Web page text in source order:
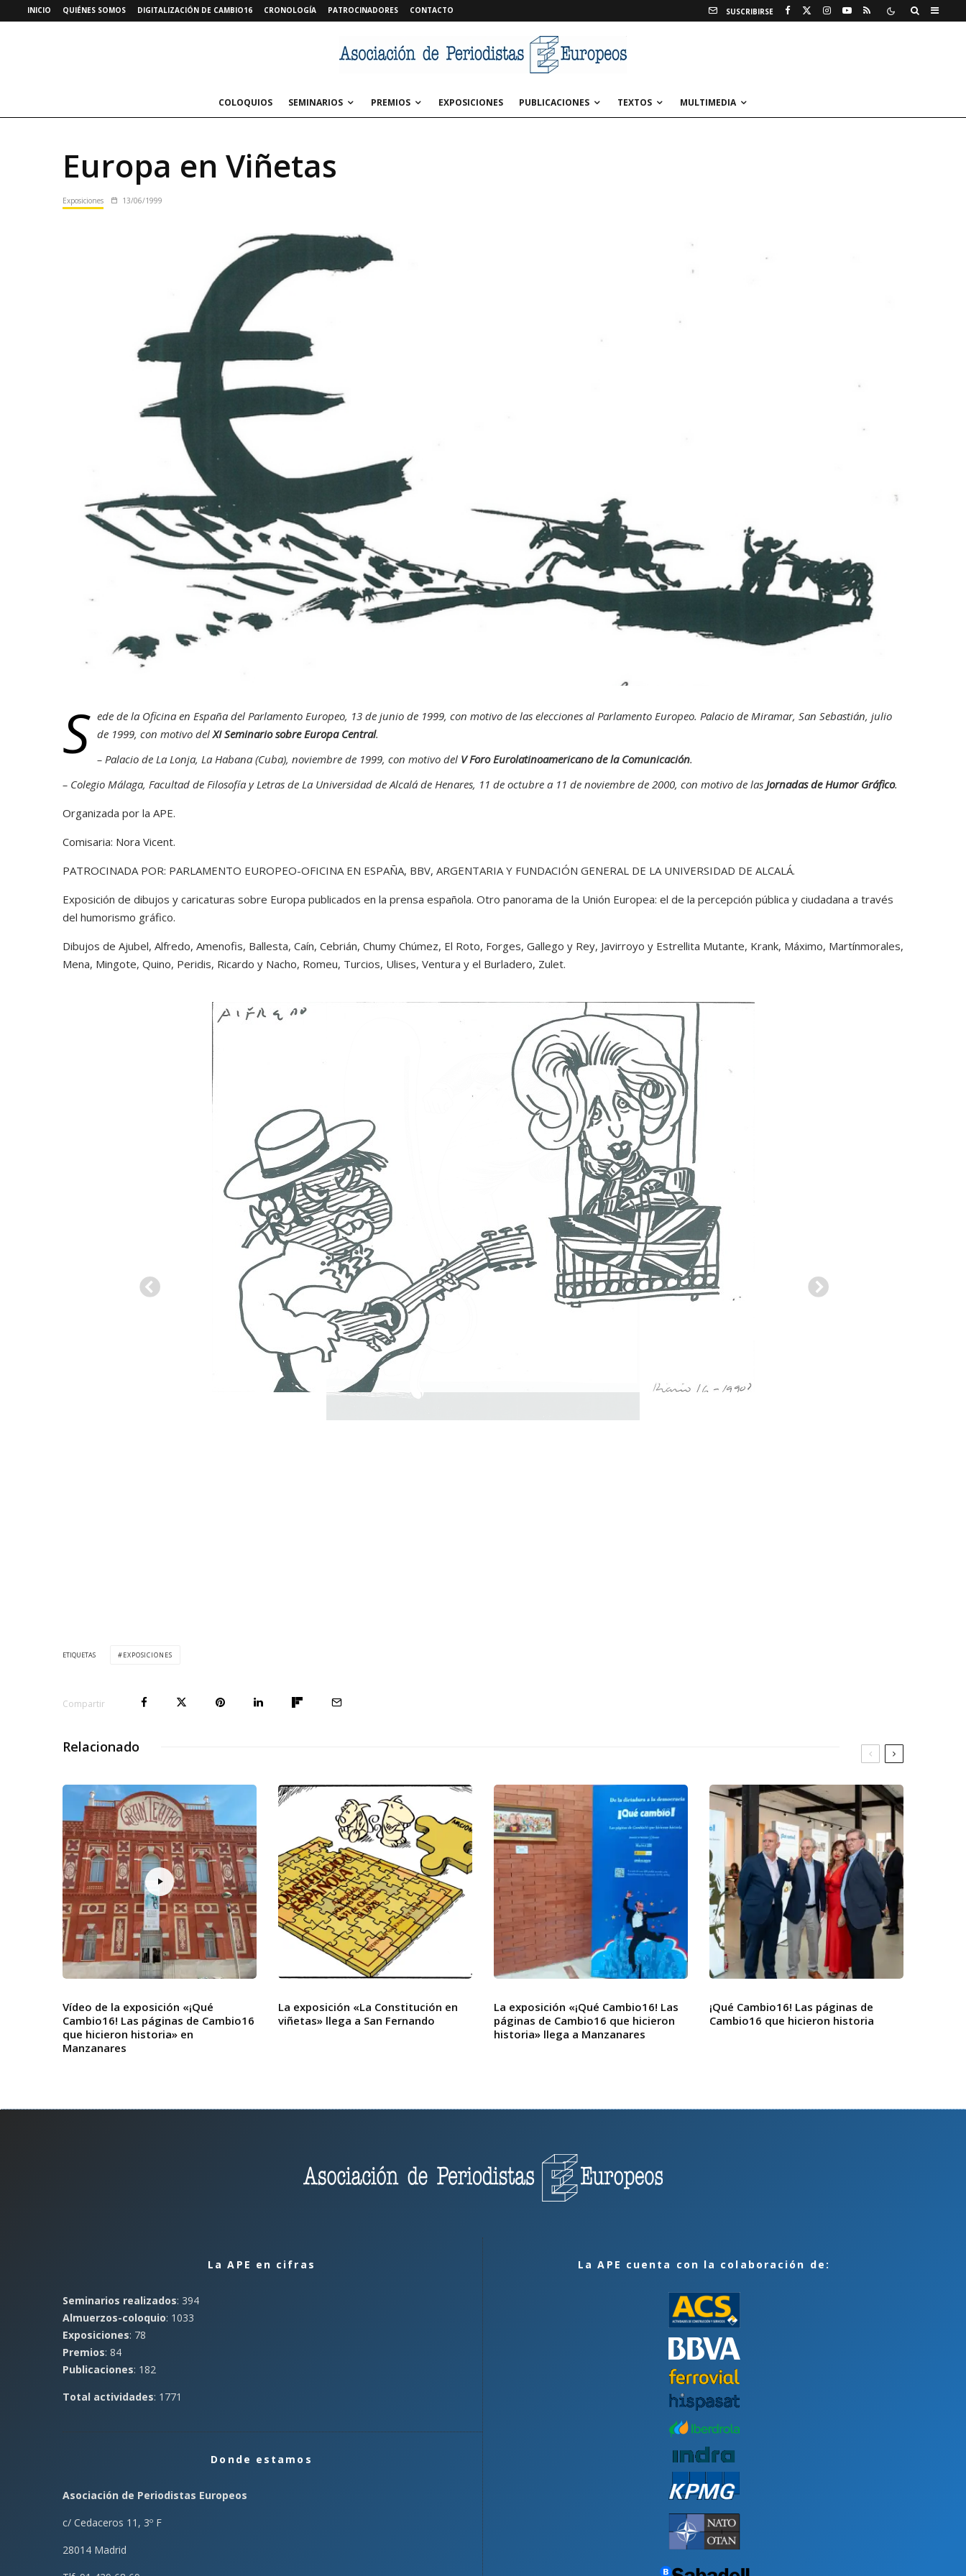
INICIO QUIÉNES SOMOS DIGITALIZACIÓN DE CAMBIO16 CRONOLOGÍA PATROCINADORES CONTACTO SUSCRIBIRSE
COLOQUIOS SEMINARIOS PREMIOS EXPOSICIONES PUBLICACIONES TEXTOS MULTIMEDIA
Europa en Viñetas
Exposiciones 13/06/1999
S ede de la Oficina en España del Parlamento Europeo, 13 de junio de 1999, con motivo de las elecciones al Parlamento Europeo. Palacio de Miramar, San Sebastián, julio
de 1999, con motivo delXI Seminario sobre Europa Central.
– Palacio de La Lonja, La Habana (Cuba), noviembre de 1999, con motivo del V Foro Eurolatinoamericano de la Comunicación.
– Colegio Málaga, Facultad de Filosofía y Letras de La Universidad de Alcalá de Henares, 11 de octubre a 11 de noviembre de 2000, con motivo de las Jornadas de Humor Gráfico.
Organizada por la APE.
Comisaria: Nora Vicent.
PATROCINADA POR: PARLAMENTO EUROPEO-OFICINA EN ESPAÑA, BBV, ARGENTARIA Y FUNDACIÓN GENERAL DE LA UNIVERSIDAD DE ALCALÁ.
Exposición de dibujos y caricaturas sobre Europa publicados en la prensa española. Otro panorama de la Unión Europea: el de la percepción pública y ciudadana a través
del humorismo gráfico.
Dibujos de Ajubel, Alfredo, Amenofis, Ballesta, Caín, Cebrián, Chumy Chúmez, El Roto, Forges, Gallego y Rey, Javirroyo y Estrellita Mutante, Krank, Máximo, Martínmorales,
Mena, Mingote, Quino, Peridis, Ricardo y Nacho, Romeu, Turcios, Ulises, Ventura y el Burladero, Zulet.
ETIQUETAS EXPOSICIONES
Compartir
Relacionado
Vídeo de la exposición «¡Qué
Cambio16! Las páginas de Cambio16
que hicieron historia» en
Manzanares
La exposición «La Constitución en
viñetas» llega a San Fernando
La exposición «¡Qué Cambio16! Las
páginas de Cambio16 que hicieron
historia» llega a Manzanares
¡Qué Cambio16! Las páginas de
Cambio16 que hicieron historia
La APE en cifras
Seminarios realizados: 394
Almuerzos-coloquio: 1033
Exposiciones: 78
Premios: 84
Publicaciones: 182
Total actividades: 1771
Donde estamos
Asociación de Periodistas Europeos
c/ Cedaceros 11, 3º F
28014 Madrid
La APE cuenta con la colaboración de: